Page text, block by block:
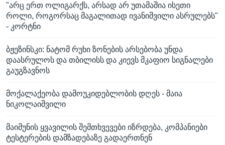
"არც ერთ ოლიგარქს, არსად არ უთამაშია ისეთი
როლი, როგორსაც მაგალითად ივანიშვილი ასრულებს"
- კორტნი
ბჟეზინსკი: ნატომ რუხი ზონების არსებობა უნდა
დაასრულოს და თბილისს და კიევს მკაფიო სიგნალები
გაუგზავნოს
მოქალაქეობა დამოუკიდებლობის დღეს - მაია
ნიკოლაიშვილი
მაიმუნის ყვავილის შემთხვევები იზრდება, კომპანიები
ტესტერების დამზადებაზე გადაერთნენ